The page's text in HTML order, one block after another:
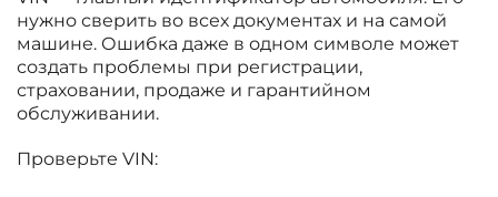
нужно сверить во всех документах и на самой
машине. Ошибка даже в одном символе может
создать проблемы при регистрации,
страховании, продаже и гарантийном
обслуживании.
Проверьте VIN: